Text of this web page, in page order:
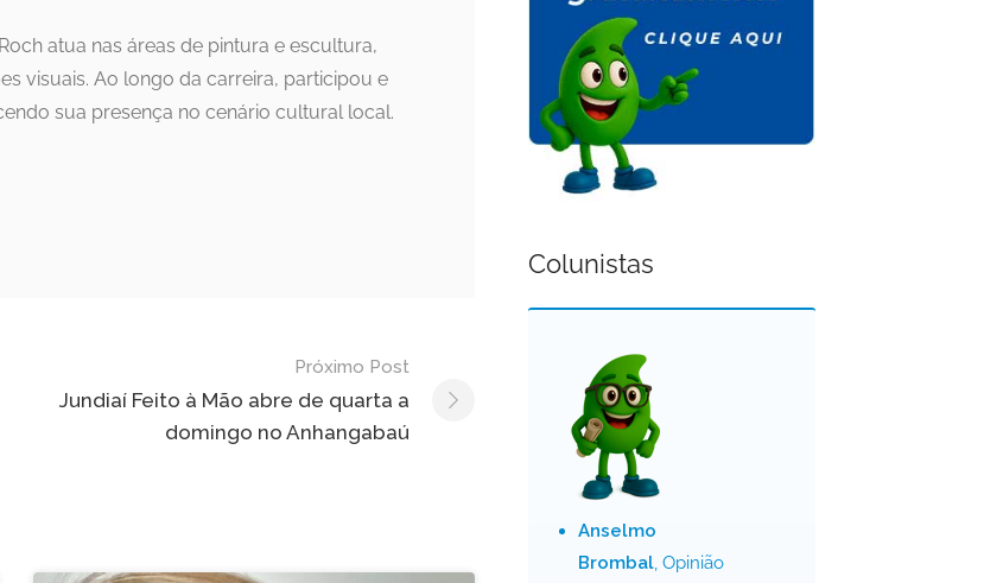
atua nas áreas de pintura e escultura,
visuais. Ao longo da carreira, participou e
sua presença no cenário cultural local.
Próximo Post
Jundiaí Feito à Mão abre de quarta a
domingo no Anhangabaú
Colunistas
Anselmo
Brombal, Opinião